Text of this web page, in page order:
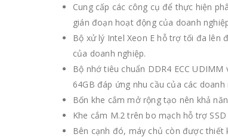
Cung cấp các công cụ để thực hiện
gián đoạn hoạt động của doanh
Bộ xử lý Intel Xeon E hỗ trợ tối đa lên
của doanh nghiệp.
Bộ nhớ tiêu chuẩn DDR4 ECC
64GB đáp ứng nhu cầu của các
Bốn khe cắm mở rộng tạo nên khả
Khe cắm M.2 trên bo mạch hỗ trợ
Bên cạnh đó, máy chủ còn được thiết